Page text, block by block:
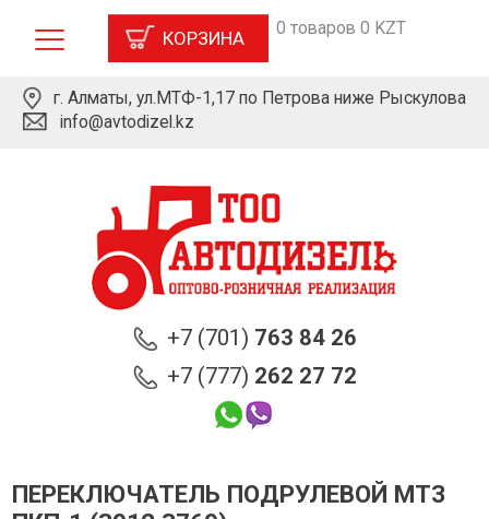
КОРЗИНА 0 товаров 0 KZT
г. Алматы, ул.МТФ-1,17 по Петрова ниже Рыскулова
info@avtodizel.kz
+7 (701) 763 84 26
+7 (777) 262 27 72
ПЕРЕКЛЮЧАТЕЛЬ ПОДРУЛЕВОЙ МТЗ